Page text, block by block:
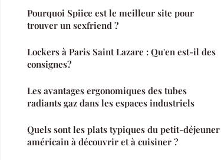
Pourquoi Spiice est le meilleur site pour
trouver un sexfriend ?
Lockers à Paris Saint Lazare : Qu'en est-il des
consignes?
Les avantages ergonomiques des tubes
radiants gaz dans les espaces industriels
Quels sont les plats typiques du petit-déjeuner
américain à découvrir et à cuisiner ?